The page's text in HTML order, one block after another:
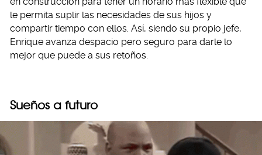
le permita suplir las necesidades de sus hijos y
compartir tiempo con ellos. Así, siendo su propio jefe,
Enrique avanza despacio pero seguro para darle lo
mejor que puede a sus retoños.
Sueños a futuro